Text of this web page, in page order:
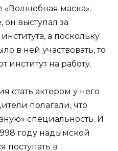
«Волшебная маска».
он выступал за
а поскольку
в ней участвовать, то
институт на работу.
стать актером у него
полагали, что
специальность. И
году надымской
поступать в